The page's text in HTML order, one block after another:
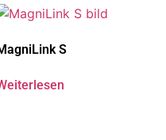
S